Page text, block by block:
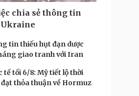
chia sẻ thông tin
tin thiếu hụt đạn dược
giao tranh với Iran
tế tối 6/8: Mỹ tiết lộ thời
thỏa thuận về Hormuz